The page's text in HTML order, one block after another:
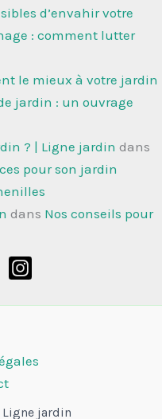
d’envahir votre
: comment lutter
le mieux à votre jardin
jardin : un ouvrage
? | Ligne jardin dans
pour son jardin
dans Nos conseils pour
jardin